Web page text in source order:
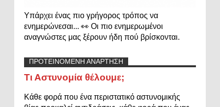
Υπάρχει ένας πιο γρήγορος τρόπος να
ενημερώνεσαι... 👀 Οι πιο ενημερωμένοι
αναγνώστες μας ξέρουν ήδη πού βρίσκονται.
ΠΡΟΤΕΙΝΟΜΕΝΗ ΑΝΑΡΤΗΣΗ
Τι Αστυνομία θέλουμε;
Κάθε φορά που ένα περιστατικό αστυνομικής